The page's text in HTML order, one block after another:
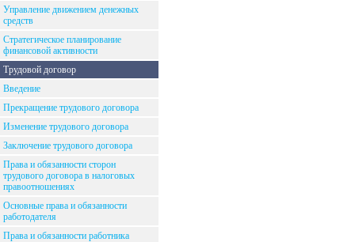
Управление движением денежных
средств
Стратегическое планирование
финансовой активности
Трудовой договор
Введение
Прекращение трудового договора
Изменение трудового договора
Заключение трудового договора
Права и обязанности сторон
трудового договора в налоговых
правоотношениях
Основные права и обязанности
работодателя
Права и обязанности работника